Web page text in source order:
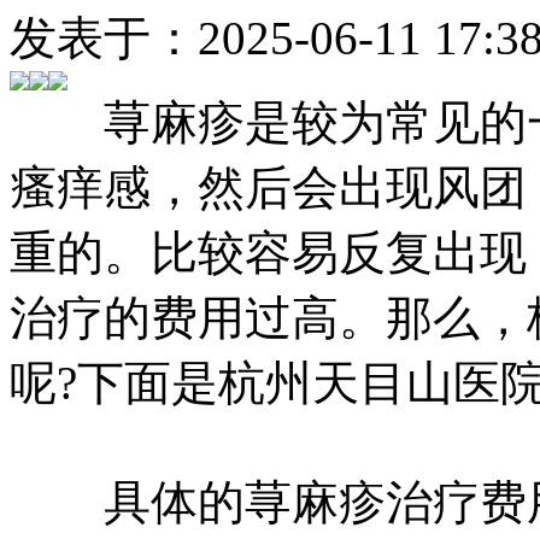
发表于：2025-06-11
荨麻疹是较为常见的
瘙痒感，然后会出现风
重的。比较容易反复出
治疗的费用过高。那么
呢?下面是杭州天目山医
具体的荨麻疹治疗费